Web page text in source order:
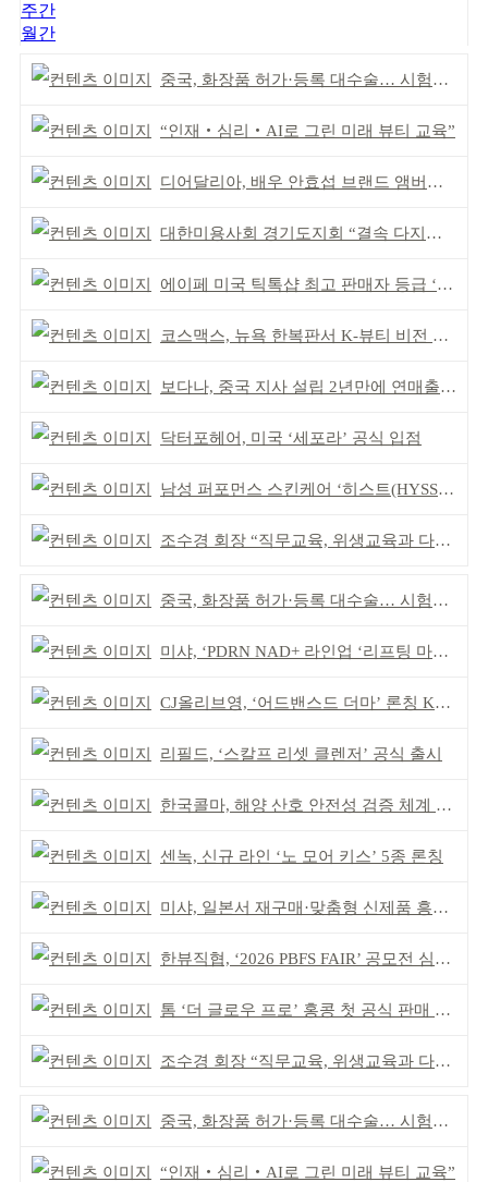
주간
월간
중국, 화장품 허가·등록 대수술… 시험자료 공용 허용
“인재‧심리‧AI로 그린 미래 뷰티 교육”
디어달리아, 배우 안효섭 브랜드 앰버서더 발탁
대한미용사회 경기도지회 “결속 다지며 재도약 모색”
에이페 미국 틱톡샵 최고 판매자 등급 ‘Tier 5’ 달성
코스맥스, 뉴욕 한복판서 K-뷰티 비전 제시
보다나, 중국 지사 설립 2년만에 연매출 120억 돌파
닥터포헤어, 미국 ‘세포라’ 공식 입점
남성 퍼포먼스 스킨케어 ‘히스트(HYSST)’ 론칭
조수경 회장 “직무교육, 위생교육과 다르다”
중국, 화장품 허가·등록 대수술… 시험자료 공용 허용
미샤, ‘PDRN NAD+ 라인업 ‘리프팅 마스크’ 출시
CJ올리브영, ‘어드밴스드 더마’ 론칭 K더마 육성 박차
리필드, ‘스칼프 리셋 클렌저’ 공식 출시
한국콜마, 해양 산호 안전성 검증 체계 구축
센녹, 신규 라인 ‘노 모어 키스’ 5종 론칭
미샤, 일본서 재구매·맞춤형 신제품 흥행 ‘쌍끌이’
한뷰직협, ‘2026 PBFS FAIR’ 공모전 심사 성료
톰 ‘더 글로우 프로’ 홍콩 첫 공식 판매 완판
조수경 회장 “직무교육, 위생교육과 다르다”
중국, 화장품 허가·등록 대수술… 시험자료 공용 허용
“인재‧심리‧AI로 그린 미래 뷰티 교육”